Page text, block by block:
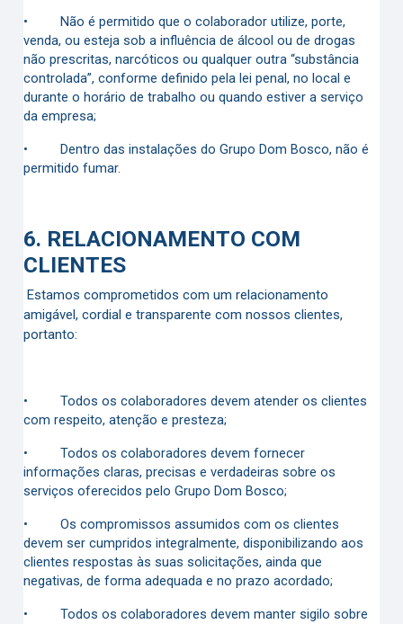
•Não é permitido que o colaborador utilize, porte,
venda, ou esteja sob a influência de álcool ou de drogas
não prescritas, narcóticos ou qualquer outra “substância
controlada”, conforme definido pela lei penal, no local e
durante o horário de trabalho ou quando estiver a serviço
da empresa;
•Dentro das instalações do Grupo Dom Bosco, não é
permitido fumar.
6. RELACIONAMENTO COM
CLIENTES
Estamos comprometidos com um relacionamento
amigável, cordial e transparente com nossos clientes,
portanto:
•Todos os colaboradores devem atender os clientes
com respeito, atenção e presteza;
•Todos os colaboradores devem fornecer
informações claras, precisas e verdadeiras sobre os
serviços oferecidos pelo Grupo Dom Bosco;
•Os compromissos assumidos com os clientes
devem ser cumpridos integralmente, disponibilizando aos
clientes respostas às suas solicitações, ainda que
negativas, de forma adequada e no prazo acordado;
•Todos os colaboradores devem manter sigilo sobre